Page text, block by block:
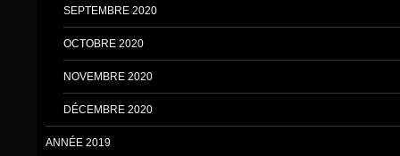
SEPTEMBRE 2020
OCTOBRE 2020
NOVEMBRE 2020
DÉCEMBRE 2020
ANNÉE 2019